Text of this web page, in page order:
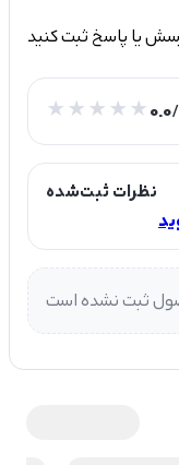
0.0
نظرات ثبت‌شده